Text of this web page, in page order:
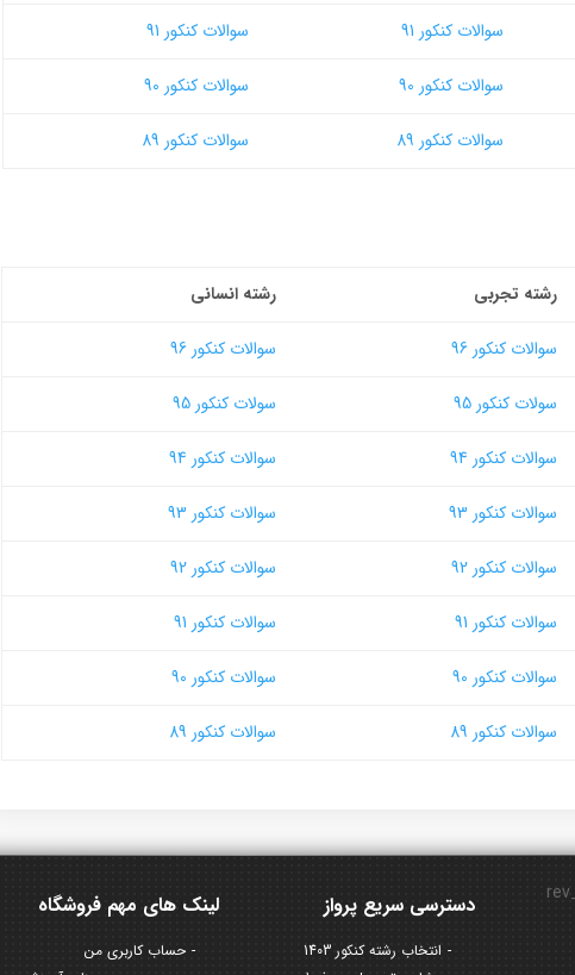
سوالات کنکور 91 سوالات کنکور 91
سوالات کنکور 90 سوالات کنکور 90
سوالات کنکور 89 سوالات کنکور 89
رشته تجربی رشته انسانی
سوالات کنکور 96 سوالات کنکور 96
سولات کنکور 95 سولات کنکور 95
سوالات کنکور 94 سوالات کنکور 94
سوالات کنکور 93 سوالات کنکور 93
سوالات کنکور 92 سوالات کنکور 92
سوالات کنکور 91 سوالات کنکور 91
سوالات کنکور 90 سوالات کنکور 90
سوالات کنکور 89 سوالات کنکور 89
لینک های مهم فروشگاه
حساب کاربری من
دسترسی سریع پرواز
انتخاب رشته کنکور 1403